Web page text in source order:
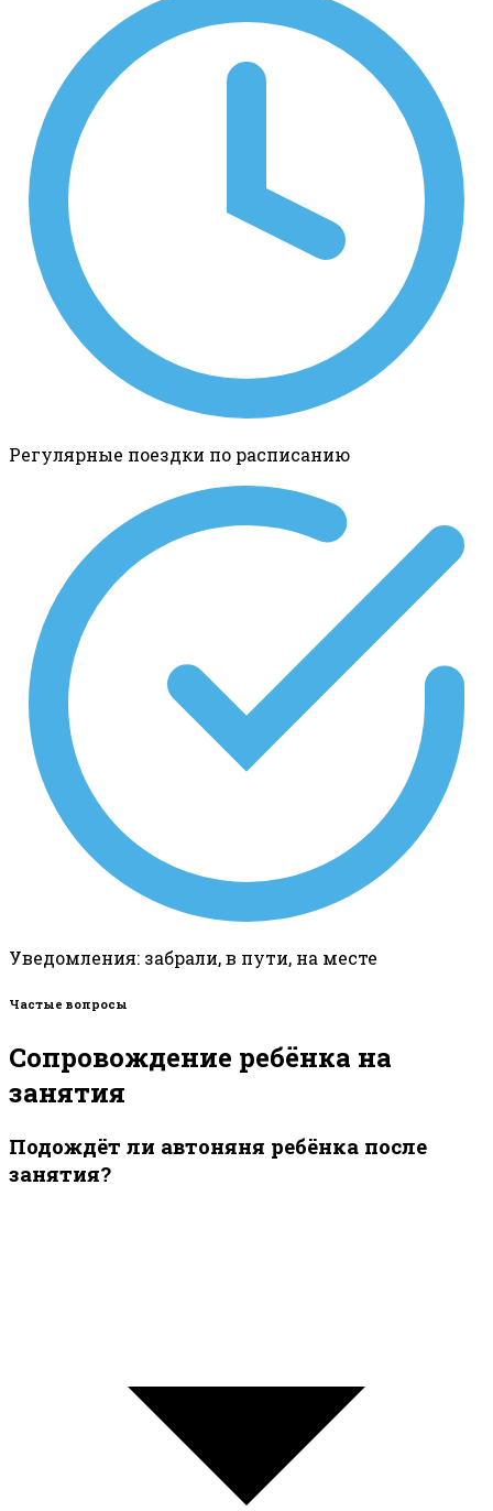
Регулярные поездки по расписанию
Уведомления: забрали, в пути, на месте
Частые вопросы
Сопровождение ребёнка на
занятия
Подождёт ли автоняня ребёнка после
занятия?